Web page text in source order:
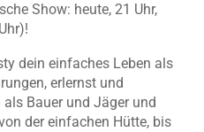
Show: heute, 21 Uhr,
dein einfaches Leben als
erlernst und
Bauer und Jäger und
der einfachen Hütte, bis